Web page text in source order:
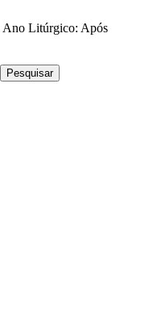
Ano Litúrgico: Após